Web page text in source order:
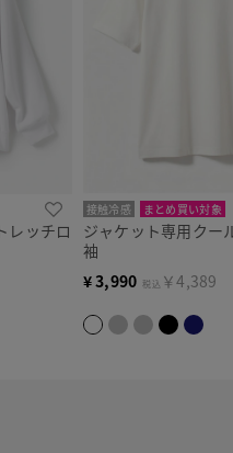
レッチロ
接触冷感 まとめ買い対象
ジャケット専用クー
袖
¥3,990 税込 ￥4,389